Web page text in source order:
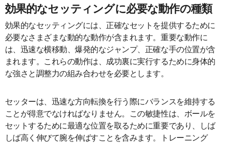
効果的なセッティングに必要な動作の種類
効果的なセッティングには、正確なセットを提供するために
必要なさまざまな動的な動作が含まれます。重要な動作に
は、迅速な横移動、爆発的なジャンプ、正確な手の位置が含
まれます。これらの動作は、成功裏に実行するために身体的
な強さと調整力の組み合わせを必要とします。
セッターは、迅速な方向転換を行う際にバランスを維持する
ことが得意でなければなりません。この敏捷性は、ボールを
セットするために最適な位置を取るために重要であり、しば
しば高く伸びて腕を伸ばすことを含みます。トレーニング